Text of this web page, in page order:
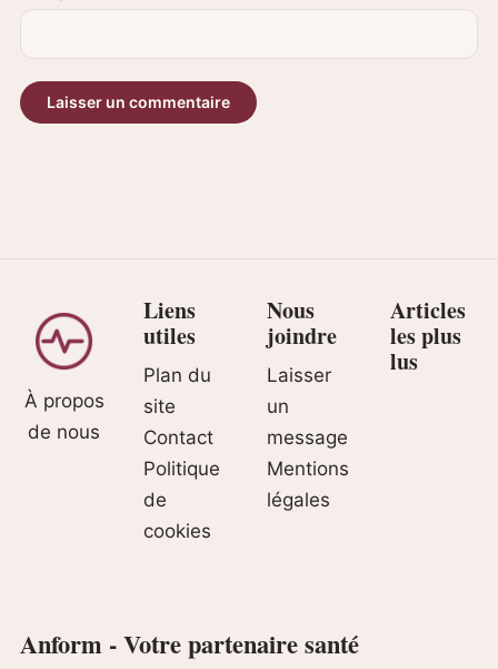
À propos
de nous
Liens
utiles
Plan du
site
Contact
Politique
de
cookies
Nous
joindre
Laisser
un
message
Mentions
légales
Articles
les plus
lus
Anform - Votre partenaire santé